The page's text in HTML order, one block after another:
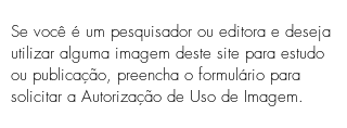
Se você é um pesquisador ou editora e deseja
utilizar alguma imagem deste site para estudo
ou publicação, preencha o formulário para
solicitar a Autorização de Uso de Imagem.